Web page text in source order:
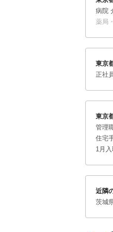
病院
薬局
東京
正社
東京
管理
住宅
1月
近隣
茨城